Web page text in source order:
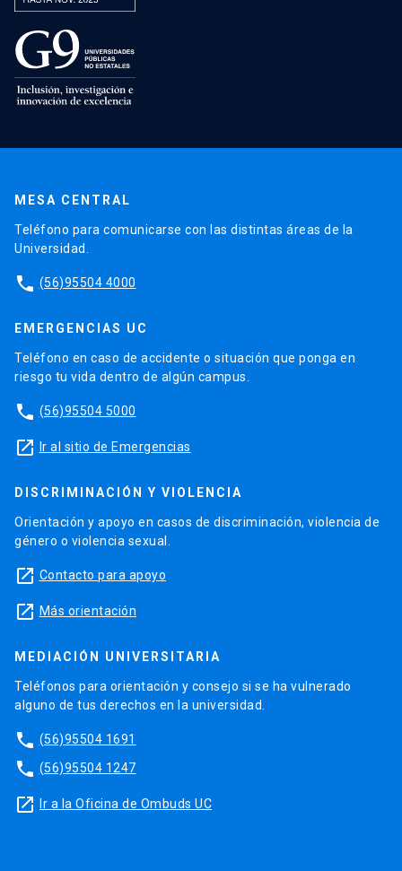
MESA CENTRAL
Teléfono para comunicarse con las distintas áreas de la
Universidad.
phone (56)95504 4000
EMERGENCIAS UC
Teléfono en caso de accidente o situación que ponga en
riesgo tu vida dentro de algún campus.
phone (56)95504 5000
launch Ir al sitio de Emergencias
DISCRIMINACIÓN Y VIOLENCIA
Orientación y apoyo en casos de discriminación, violencia de
género o violencia sexual.
launch Contacto para apoyo
launch Más orientación
MEDIACIÓN UNIVERSITARIA
Teléfonos para orientación y consejo si se ha vulnerado
alguno de tus derechos en la universidad.
phone (56)95504 1691
phone (56)95504 1247
launch Ir a la Oficina de Ombuds UC